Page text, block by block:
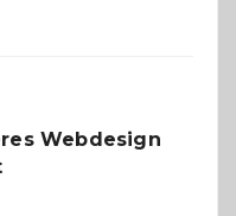
Webdesign